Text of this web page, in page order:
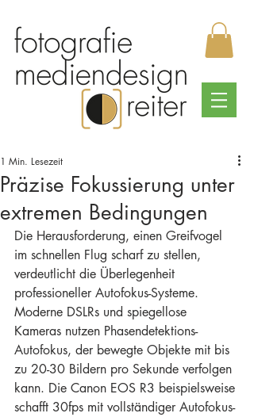
Präzise Fokussierung unter
extremen Bedingungen
1 Min. Lesezeit
Die Herausforderung, einen Greifvogel
im schnellen Flug scharf zu stellen,
verdeutlicht die Überlegenheit
professioneller Autofokus-Systeme.
Moderne DSLRs und spiegellose
Kameras nutzen Phasendetektions-
Autofokus, der bewegte Objekte mit bis
zu 20-30 Bildern pro Sekunde verfolgen
kann. Die Canon EOS R3 beispielsweise
schafft 30fps mit vollständiger Autofokus-